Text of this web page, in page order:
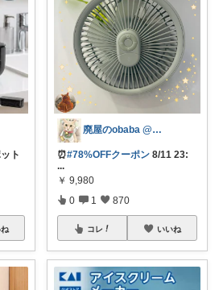
ト
廃屋のobaba @ 感謝🙏ほぼ朝コレ
⏰#78%OFFクーポン 8/11 23:
...
￥ 9,980
0 1 870
コレ いいね